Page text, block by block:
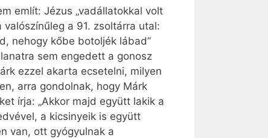
említ: Jézus „vadállatokkal volt
valószínűleg a 91. zsoltárra utal:
nehogy kőbe botoljék lábad”
sem engedett a gonosz
ezzel akarta ecsetelni, milyen
arra gondolnak, hogy Márk
írja: „Akkor majd együtt lakik a
a kicsinyeik is együtt
van, ott gyógyulnak a